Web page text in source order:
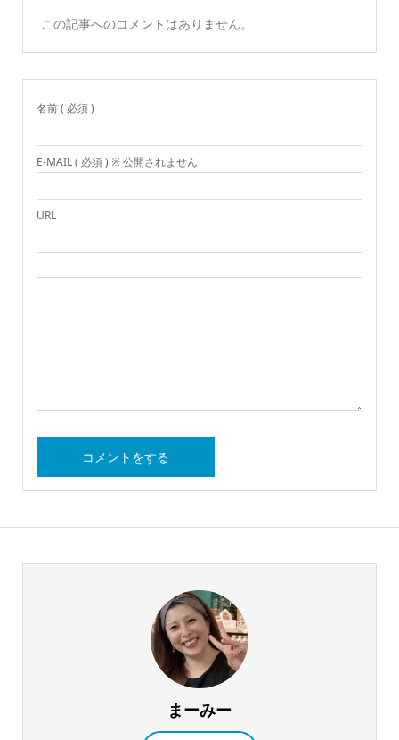
この記事へのコメントはありません。
名前 ( 必須 )
E-MAIL ( 必須 ) ※ 公開されません
URL
まーみー